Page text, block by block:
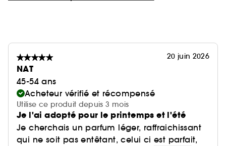
20 juin 2026
NAT
45-54 ans
Acheteur vérifié et récompensé
Utilise ce produit depuis 3 mois
Je l'ai adopté pour le printemps et l'été
Je cherchais un parfum léger, raffraichissant
qui ne soit pas entêtant, celui ci est parfait,